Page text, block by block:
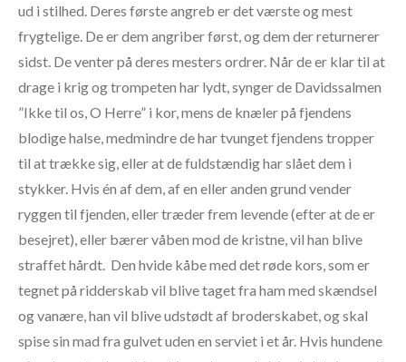
ud i stilhed. Deres første angreb er det værste og mest
frygtelige. De er dem angriber først, og dem der returnerer
sidst. De venter på deres mesters ordrer. Når de er klar til at
drage i krig og trompeten har lydt, synger de Davidssalmen
”Ikke til os, O Herre” i kor, mens de knæler på fjendens
blodige halse, medmindre de har tvunget fjendens tropper
til at trække sig, eller at de fuldstændig har slået dem i
stykker. Hvis én af dem, af en eller anden grund vender
ryggen til fjenden, eller træder frem levende (efter at de er
besejret), eller bærer våben mod de kristne, vil han blive
straffet hårdt. Den hvide kåbe med det røde kors, som er
tegnet på ridderskab vil blive taget fra ham med skændsel
og vanære, han vil blive udstødt af broderskabet, og skal
spise sin mad fra gulvet uden en serviet i et år. Hvis hundene